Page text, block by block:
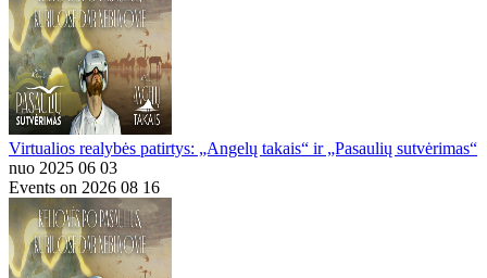
Virtualios realybės patirtys: „Angelų takais“ ir „Pasaulių sutvėrimas“
nuo 2025 06 03
Events on 2026 08 16